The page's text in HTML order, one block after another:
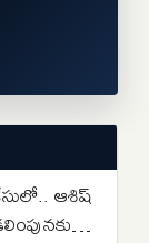
ఆశిష్